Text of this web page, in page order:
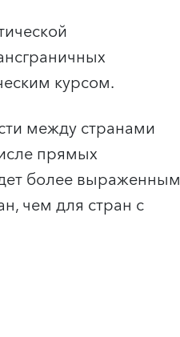
курсом.
между странами
прямых
более выраженным
чем для стран с